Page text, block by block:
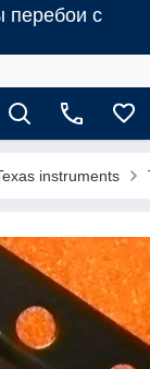
перебои с
instruments